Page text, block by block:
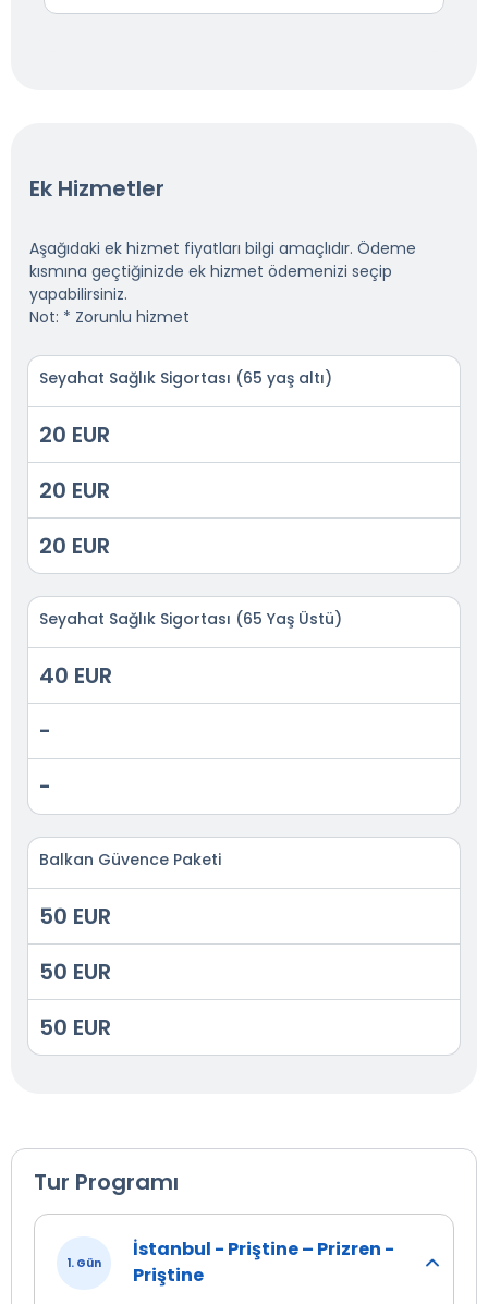
Ek Hizmetler
Aşağıdaki ek hizmet fiyatları bilgi amaçlıdır. Ödeme
kısmına geçtiğinizde ek hizmet ödemenizi seçip
yapabilirsiniz.
Not: * Zorunlu hizmet
Seyahat Sağlık Sigortası (65 yaş altı)
20 EUR
20 EUR
20 EUR
Seyahat Sağlık Sigortası (65 Yaş Üstü)
40 EUR
-
-
Balkan Güvence Paketi
50 EUR
50 EUR
50 EUR
Tur Programı
1. Gün
İstanbul - Priştine – Prizren -
Priştine